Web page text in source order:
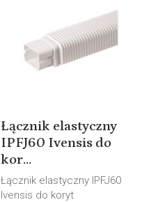
Łącznik elastyczny
IPFJ60 Ivensis do
kor...
Łącznik elastyczny IPFJ60
Ivensis do koryt